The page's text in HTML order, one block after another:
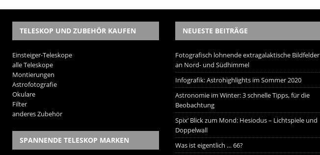
TELESKOP UND ZUBEHÖR KAUFEN
Einsteiger-Teleskope
alle Teleskope
Montierungen
Astrofotografie
Okulare
Filter
anderes Zubehör
SPANNENDE TELESKOP MARKEN
NEUESTE BEITRÄGE
Fotografisch lohnende extragalaktische Bildfelder
an Nord- und Südhimmel
Infografik: Astrohighlights im Sommer 2020
Astronomie im Winter: 3 schnelle Tipps, für die
Beobachtung
Spix‘ Blick zum Mond: Hesiodus – Lichtspiele und
Doppelwall
Was ist eigentlich … 66?